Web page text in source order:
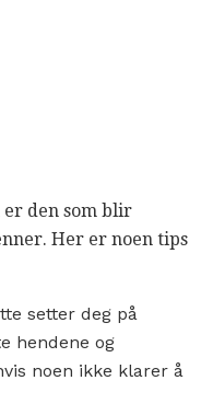
den som blir
Her er noen tips
setter deg på
hendene og
noen ikke klarer å